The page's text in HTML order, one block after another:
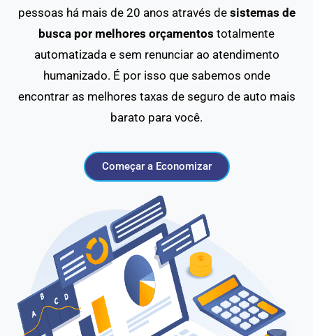
pessoas há mais de 20 anos através de sistemas de
busca por melhores orçamentos totalmente
automatizada e sem renunciar ao atendimento
humanizado. É por isso que sabemos onde
encontrar as melhores taxas de seguro de auto mais
barato para você.
Começar a Economizar